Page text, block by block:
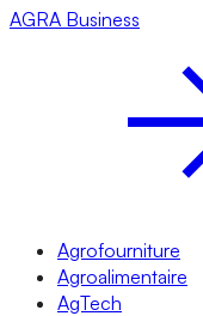
AGRA Business
Agrofourniture
Agroalimentaire
AgTech